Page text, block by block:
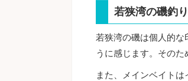
若狭湾の磯釣り
若狭湾の磯は個人的な
うに感じます。そのた
また、メインベイト